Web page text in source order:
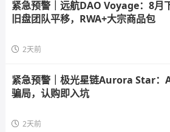
紧急预警｜远航DAO Voyage：8月
旧盘团队平移，RWA+大宗商品包
2天前
紧急预警｜极光星链Aurora Star：
骗局，认购即入坑
2天前